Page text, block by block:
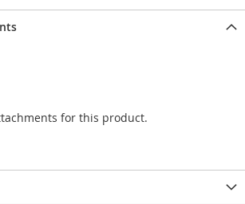
for this product.